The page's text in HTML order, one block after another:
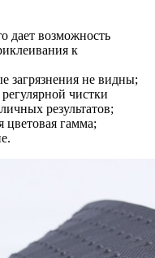
дает возможность
к
загрязнения не видны;
чистки
результатов;
цветовая гамма;